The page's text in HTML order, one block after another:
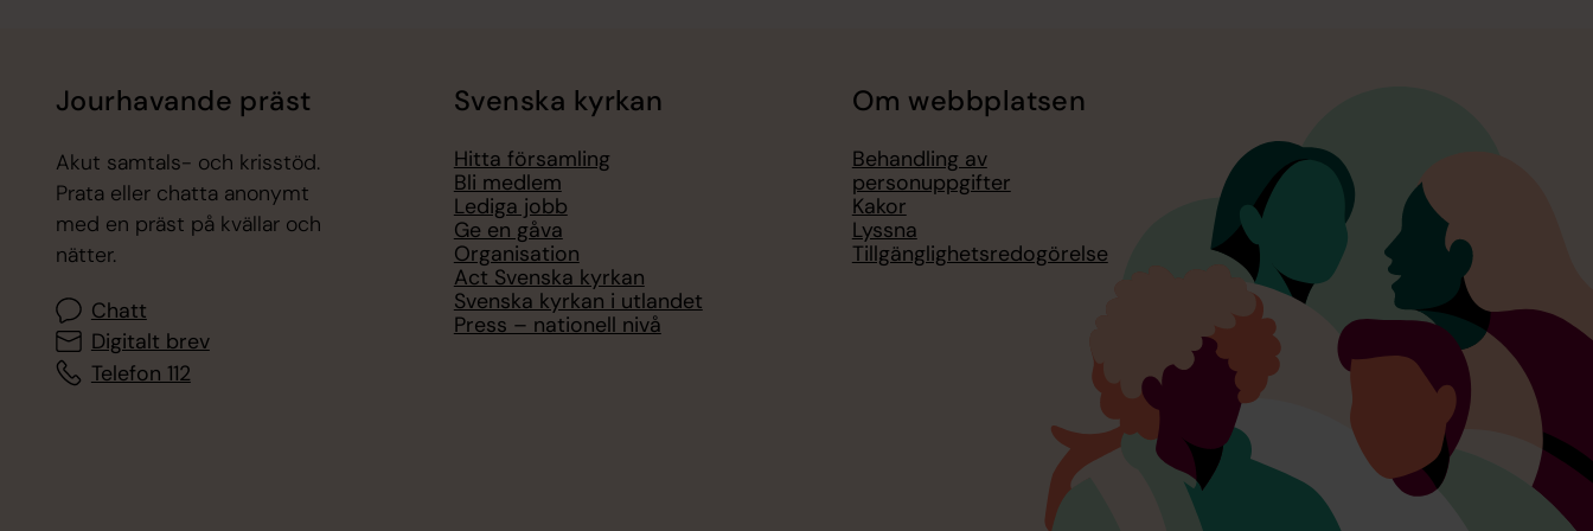
Jourhavande präst
Akut samtals- och krisstöd.
Prata eller chatta anonymt
med en präst på kvällar och
nätter.
Chatt
Digitalt brev
Telefon 112
Svenska kyrkan
Hitta församling
Bli medlem
Lediga jobb
Ge en gåva
Organisation
Act Svenska kyrkan
Svenska kyrkan i utlandet
Press – nationell nivå
Om webbplatsen
Behandling av
personuppgifter
Kakor
Lyssna
Tillgänglighetsredogörelse